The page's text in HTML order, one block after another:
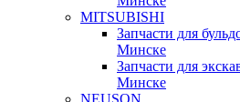
MITSUBISHI
Запчасти для
Минске
Запчасти для
Минске
NEUSON